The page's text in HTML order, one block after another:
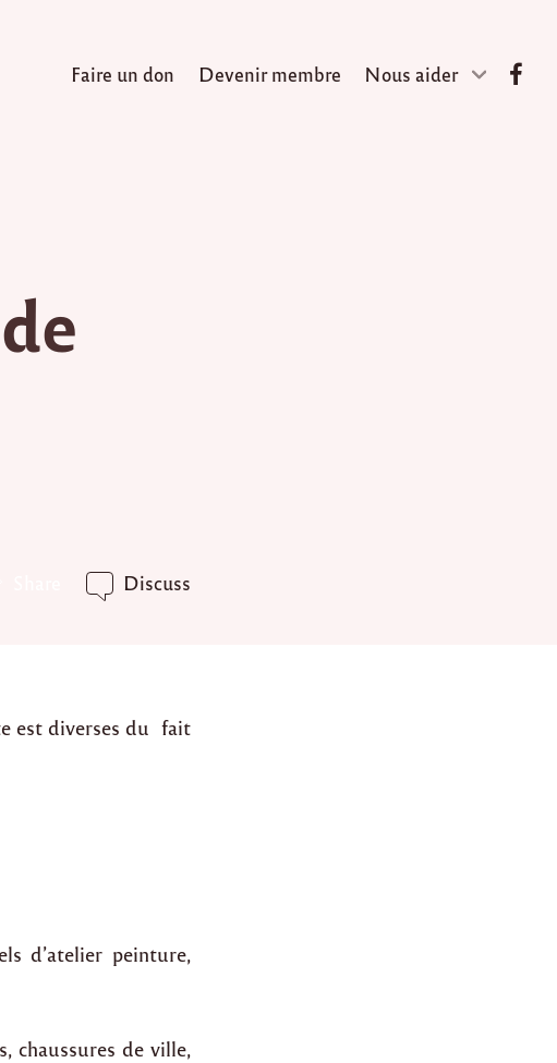
Faire un don Devenir membre Nous aider
Discuss
est diverses du fait
d’atelier peinture,
chaussures de ville,